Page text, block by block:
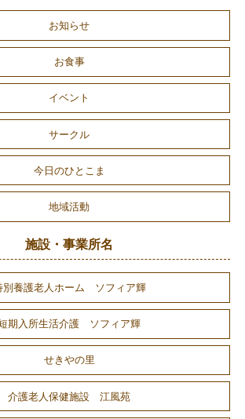
お知らせ
お食事
イベント
サークル
今日のひとこま
地域活動
施設・事業所名
別養護老人ホーム ソフィア輝
期入所生活介護 ソフィア輝
せきやの里
介護老人保健施設 江風苑